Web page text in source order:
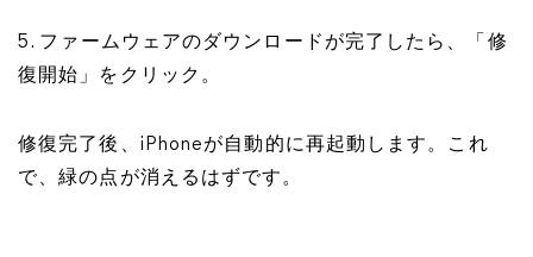
5. ファームウェアのダウンロードが完了したら、「修
復開始」をクリック。
修復完了後、iPhoneが自動的に再起動します。これ
で、緑の点が消えるはずです。